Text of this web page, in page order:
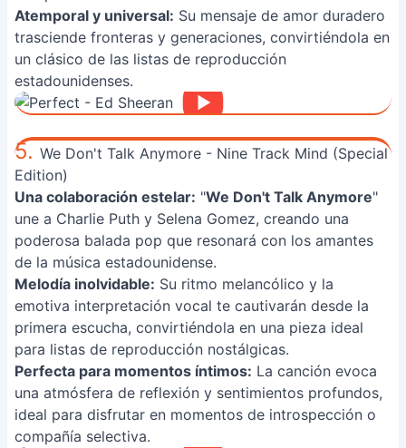
Atemporal y universal: Su mensaje de amor duradero
trasciende fronteras y generaciones, convirtiéndola en
un clásico de las listas de reproducción
estadounidenses.
5. We Don't Talk Anymore - Nine Track Mind (Special
Edition)
Una colaboración estelar: "We Don't Talk Anymore"
une a Charlie Puth y Selena Gomez, creando una
poderosa balada pop que resonará con los amantes
de la música estadounidense.
Melodía inolvidable: Su ritmo melancólico y la
emotiva interpretación vocal te cautivarán desde la
primera escucha, convirtiéndola en una pieza ideal
para listas de reproducción nostálgicas.
Perfecta para momentos íntimos: La canción evoca
una atmósfera de reflexión y sentimientos profundos,
ideal para disfrutar en momentos de introspección o
compañía selectiva.